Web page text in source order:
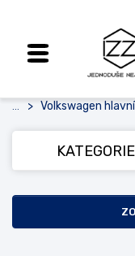
Volkswagen
KATEGORIE